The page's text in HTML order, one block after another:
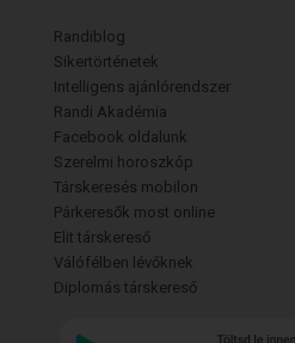
Randiblog
Sikertörténetek
Intelligens ajánlórendszer
Randi Akadémia
Facebook oldalunk
Szerelmi horoszkóp
Társkeresés mobilon
Párkeresők most online
Elit társkereső
Válófélben lévőknek
Diplomás társkereső